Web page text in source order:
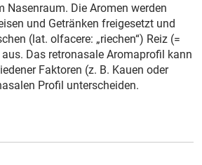
Nasenraum. Die Aromen werden
und Getränken freigesetzt und
(lat. olfacere: „riechen“) Reiz (=
Das retronasale Aromaprofil kann
Faktoren (z. B. Kauen oder
Profil unterscheiden.